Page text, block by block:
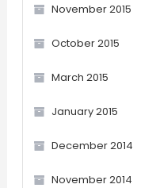
November 2015
October 2015
March 2015
January 2015
December 2014
November 2014